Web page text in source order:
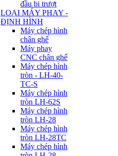
đầu bi trượt
LOẠI MÁY PHAY -
ĐỊNH HÌNH
Máy chép hình
chân ghế
Máy phay
CNC chân ghế
Máy chép hình
tròn - LH-40-
TC-S
Máy chép hình
tròn LH-62S
Máy chép hình
tròn LH-28
Máy chép hình
tròn LH-28TC
Máy chép hình